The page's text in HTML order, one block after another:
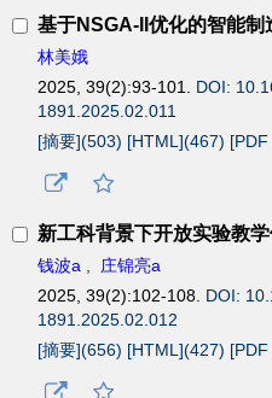
基于NSGA-II优化的智能
林美娥
2025, 39(2):93-101. DOI:
1891.2025.02.011
[摘要](503) [HTML](467)
新工科背景下开放实验教
钱波a ,
庄锦亮a
2025, 39(2):102-108. DOI:
1891.2025.02.012
[摘要](656) [HTML](427)